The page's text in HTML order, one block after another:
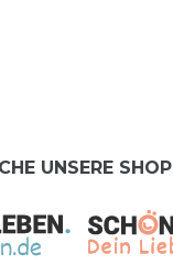
UNSERE